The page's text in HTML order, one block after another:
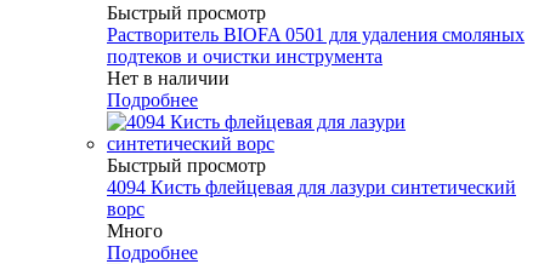
Быстрый просмотр
Растворитель BIOFA 0501 для удаления смоляных
подтеков и очистки инструмента
Нет в наличии
Подробнее
Быстрый просмотр
4094 Кисть флейцевая для лазури синтетический
ворс
Много
Подробнее